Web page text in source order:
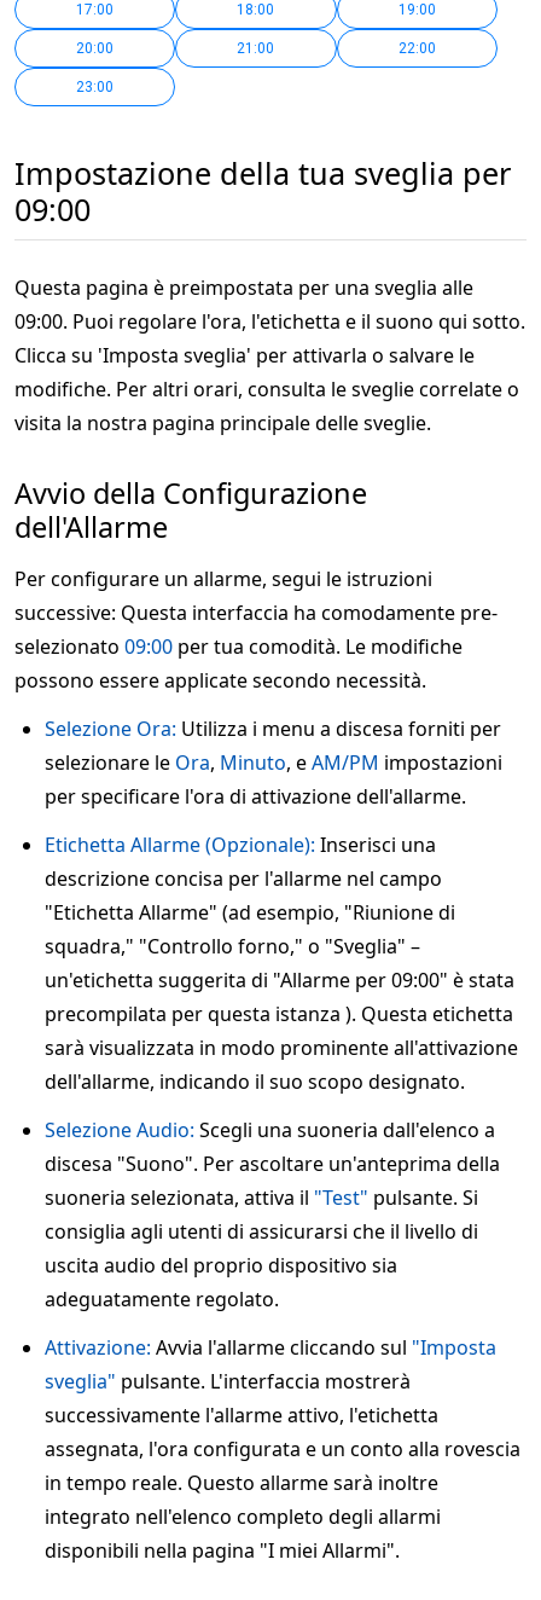
17:00 18:00 19:00
20:00 21:00 22:00
23:00
Impostazione della tua sveglia per
09:00
Questa pagina è preimpostata per una sveglia alle
09:00. Puoi regolare l'ora, l'etichetta e il suono qui sotto.
Clicca su 'Imposta sveglia' per attivarla o salvare le
modifiche. Per altri orari, consulta le sveglie correlate o
visita la nostra pagina principale delle sveglie.
Avvio della Configurazione
dell'Allarme
Per configurare un allarme, segui le istruzioni
successive: Questa interfaccia ha comodamente pre-
selezionato 09:00 per tua comodità. Le modifiche
possono essere applicate secondo necessità.
Selezione Ora: Utilizza i menu a discesa forniti per
selezionare le Ora, Minuto, eAM/PM impostazioni
per specificare l'ora di attivazione dell'allarme.
Etichetta Allarme (Opzionale): Inserisci una
descrizione concisa per l'allarme nel campo
"Etichetta Allarme" (ad esempio, "Riunione di
squadra," "Controllo forno," o "Sveglia" –
un'etichetta suggerita di "Allarme per 09:00" è stata
precompilata per questa istanza ). Questa etichetta
sarà visualizzata in modo prominente all'attivazione
dell'allarme, indicando il suo scopo designato.
Selezione Audio: Scegli una suoneria dall'elenco a
discesa "Suono". Per ascoltare un'anteprima della
suoneria selezionata, attiva il "Test" pulsante. Si
consiglia agli utenti di assicurarsi che il livello di
uscita audio del proprio dispositivo sia
adeguatamente regolato.
Attivazione: Avvia l'allarme cliccando sul "Imposta
sveglia" pulsante. L'interfaccia mostrerà
successivamente l'allarme attivo, l'etichetta
assegnata, l'ora configurata e un conto alla rovescia
in tempo reale. Questo allarme sarà inoltre
integrato nell'elenco completo degli allarmi
disponibili nella pagina "I miei Allarmi".